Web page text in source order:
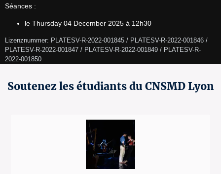
Séances :
le Thursday 04 December 2025 à 12h30
Lizenznummer: PLATESV-R-2022-001845 / PLATESV-R-2022-001846 /
PLATESV-R-2022-001847 / PLATESV-R-2022-001849 / PLATESV-R-
2022-001850
Soutenez les étudiants du CNSMD Lyon